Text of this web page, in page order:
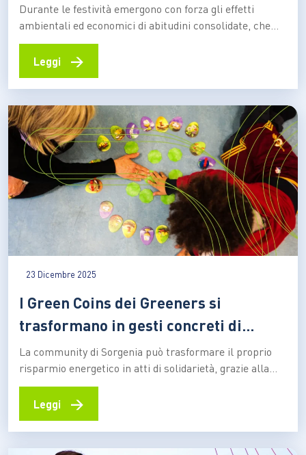
Durante le festività emergono con forza gli effetti
ambientali ed economici di abitudini consolidate, che
pesano su famiglie, risorse e clima, ma che possono
essere corrette con maggiore consapevolezza Il Natale
dell’abbondanza, delle tavole imbandite e dei gesti
generosi. Ma dietro questa immagine rassicurante, si…
Leggi →
23 Dicembre 2025
I Green Coins dei Greeners si
trasformano in gesti concreti di
solidarietà con Lab00
La community di Sorgenia può trasformare il proprio
risparmio energetico in atti di solidarietà, grazie alla
donazione di una visita medica o un’esperienza
culturale a supporto alle persone più vulnerabili La
azioni quotidiane a favore dell’ambiente possano
generare un impatto positivo anche…
Leggi →